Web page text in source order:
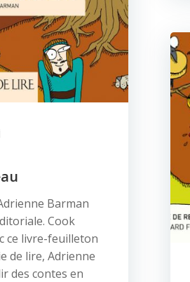
Barman
Cook
ce livre-feuilleton
de lire, Adrienne
des contes en